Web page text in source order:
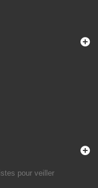
pour veiller